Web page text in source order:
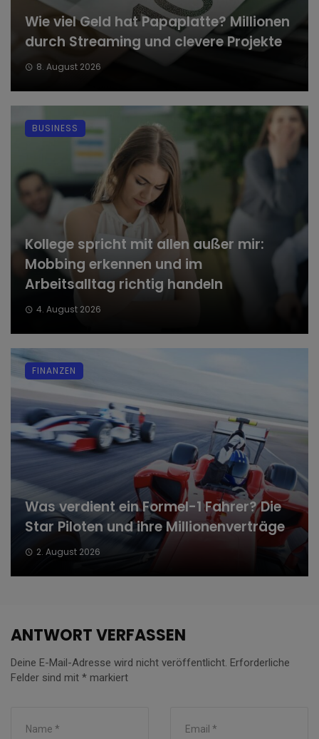
Wie viel Geld hat Papaplatte? Millionen
durch Streaming und clevere Projekte
8. August 2026
Kollege spricht mit allen außer mir:
Mobbing erkennen und im
Arbeitsalltag richtig handeln
4. August 2026
BUSINESS
Was verdient ein Formel-1 Fahrer? Die
Star Piloten und ihre Millionenverträge
2. August 2026
FINANZEN
ANTWORT VERFASSEN
Deine E-Mail-Adresse wird nicht veröffentlicht. Erforderliche
Felder sind mit * markiert